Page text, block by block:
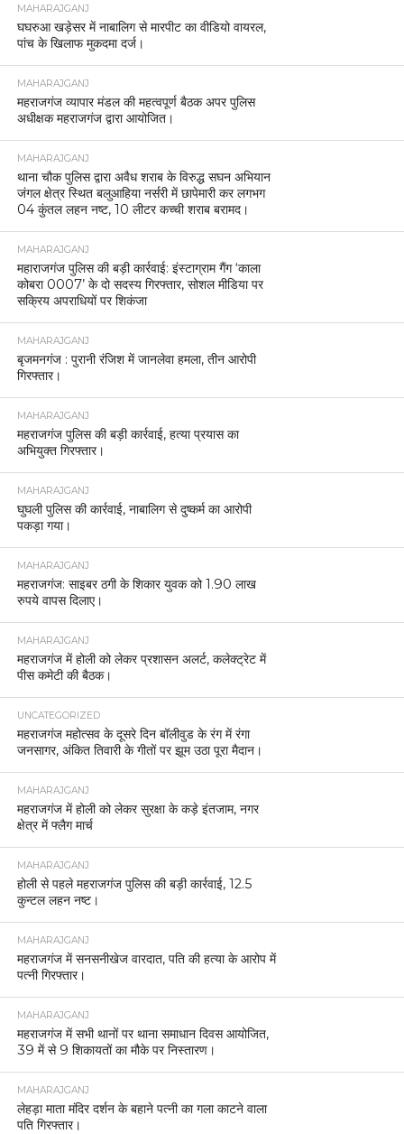
MAHARAJGANJ
घघरुआ खड़ेसर में नाबालिग से मारपीट का वीडियो वायरल,
पांच के खिलाफ मुकदमा दर्ज।
MAHARAJGANJ
महराजगंज व्यापार मंडल की महत्वपूर्ण बैठक अपर पुलिस
अधीक्षक महराजगंज द्वारा आयोजित।
MAHARAJGANJ
थाना चौक पुलिस द्वारा अवैध शराब के विरुद्ध सघन अभियान
जंगल क्षेत्र स्थित बलुआहिया नर्सरी में छापेमारी कर लगभग
04 कुंतल लहन नष्ट, 10 लीटर कच्ची शराब बरामद।
MAHARAJGANJ
महाराजगंज पुलिस की बड़ी कार्रवाई: इंस्टाग्राम गैंग ‘काला
कोबरा 0007’ के दो सदस्य गिरफ्तार, सोशल मीडिया पर
सक्रिय अपराधियों पर शिकंजा
MAHARAJGANJ
बृजमनगंज : पुरानी रंजिश में जानलेवा हमला, तीन आरोपी
गिरफ्तार।
MAHARAJGANJ
महराजगंज पुलिस की बड़ी कार्रवाई, हत्या प्रयास का
अभियुक्त गिरफ्तार।
MAHARAJGANJ
घुघली पुलिस की कार्रवाई, नाबालिग से दुष्कर्म का आरोपी
पकड़ा गया।
MAHARAJGANJ
महराजगंज: साइबर ठगी के शिकार युवक को 1.90 लाख
रुपये वापस दिलाए।
MAHARAJGANJ
महराजगंज में होली को लेकर प्रशासन अलर्ट, कलेक्ट्रेट में
पीस कमेटी की बैठक।
UNCATEGORIZED
महराजगंज महोत्सव के दूसरे दिन बॉलीवुड के रंग में रंगा
जनसागर, अंकित तिवारी के गीतों पर झूम उठा पूरा मैदान।
MAHARAJGANJ
महराजगंज में होली को लेकर सुरक्षा के कड़े इंतजाम, नगर
क्षेत्र में फ्लैग मार्च
MAHARAJGANJ
होली से पहले महराजगंज पुलिस की बड़ी कार्रवाई, 12.5
कुन्टल लहन नष्ट।
MAHARAJGANJ
महराजगंज में सनसनीखेज वारदात, पति की हत्या के आरोप में
पत्नी गिरफ्तार।
MAHARAJGANJ
महराजगंज में सभी थानों पर थाना समाधान दिवस आयोजित,
39 में से 9 शिकायतों का मौके पर निस्तारण।
MAHARAJGANJ
लेहड़ा माता मंदिर दर्शन के बहाने पत्नी का गला काटने वाला
पति गिरफ्तार।